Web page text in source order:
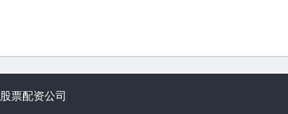
股票配资公司